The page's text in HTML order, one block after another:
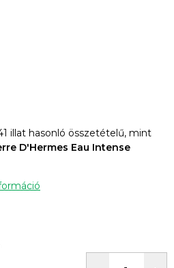
illat hasonló összetételű, mint
D'Hermes Eau Intense